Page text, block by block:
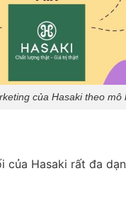
của Hasaki theo mô
của Hasaki rất đa